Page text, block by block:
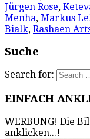
Jürgen Rose,
Menha, Markus
Bialk, Rashaen
Suche
Search for:
EINFACH
WERBUNG! Die
anklicken...!